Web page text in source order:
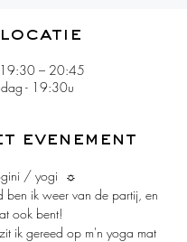
locatie
– 20:45
- 19:30u
evenement
/ yogi  ☼
ik weer van de partij, en
ook bent!
ik gereed op m'n yoga mat